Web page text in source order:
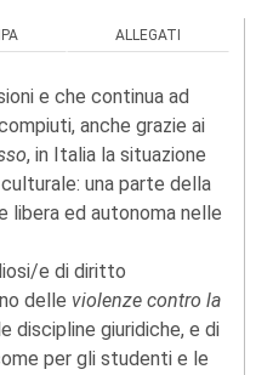
ALLEGATI
e che continua ad
anche grazie ai
, in Italia la situazione
una parte della
libera ed autonoma nelle
e di diritto
delle violenze contro la
giuridiche, e di
per gli studenti e le